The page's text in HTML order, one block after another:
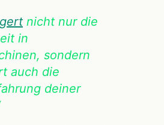
nicht nur die
in
sondern
auch die
deiner